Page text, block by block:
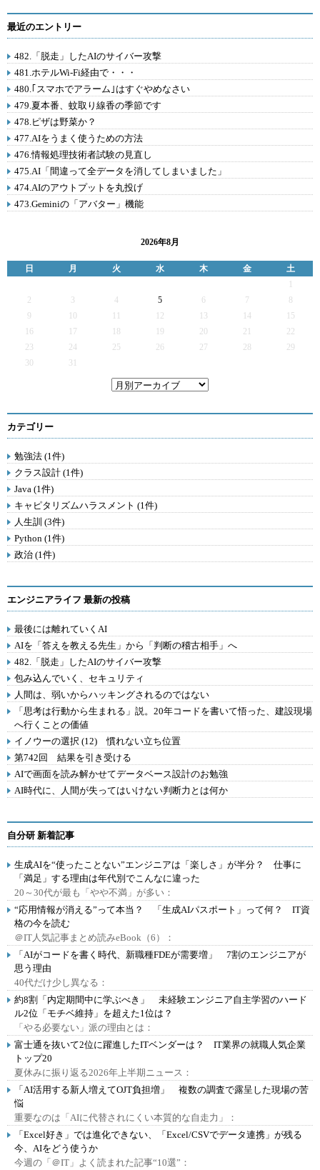
最近のエントリー
482.「脱走」したAIのサイバー攻撃
481.ホテルWi-Fi経由で・・・
480.｢スマホでアラーム｣はすぐやめなさい
479.夏本番、蚊取り線香の季節です
478.ピザは野菜か？
477.AIをうまく使うための方法
476.情報処理技術者試験の見直し
475.AI「間違って全データを消してしまいました」
474.AIのアウトプットを丸投げ
473.Geminiの「アバター」機能
2026年8月
日 月 火 水 木 金
土
2
3 4 5 6 7
9
12 13 14
15
16
17 19 20 21
22
23
24 25 26 27 28
29
30
31
カテゴリー
勉強法 (1件)
クラス設計 (1件)
Java (1件)
キャピタリズムハラスメント (1件)
人生訓 (3件)
Python (1件)
政治 (1件)
エンジニアライフ 最新の投稿
最後には離れていくAI
AIを「答えを教える先生」から「判断の稽古相手」へ
482.「脱走」したAIのサイバー攻撃
包み込んでいく、セキュリティ
人間は、弱いからハッキングされるのではない
「思考は行動から生まれる」説。20年コードを書いて悟った、建設現場
へ行くことの価値
イノウーの選択 (12) 慣れない立ち位置
第742回 結果を引き受ける
AIで画面を読み解かせてデータベース設計のお勉強
AI時代に、人間が失ってはいけない判断力とは何か
自分研 新着記事
生成AIを“使ったことない”エンジニアは「楽しさ」が半分？ 仕事に
「満足」する理由は年代別でこんなに違った
20～30代が最も「やや不満」が多い：
“応用情報が消える”って本当？ 「生成AIパスポート」って何？ IT資
格の今を読む
＠IT人気記事まとめ読みeBook（6）：
「AIがコードを書く時代、新職種FDEが需要増」 7割のエンジニアが
思う理由
40代だけ少し異なる：
約8割「内定期間中に学ぶべき」 未経験エンジニア自主学習のハード
ル2位「モチベ維持」を超えた1位は？
「やる必要ない」派の理由とは：
富士通を抜いて2位に躍進したITベンダーは？ IT業界の就職人気企業
トップ20
夏休みに振り返る2026年上半期ニュース：
「AI活用する新人増えてOJT負担増」 複数の調査で露呈した現場の苦
悩
重要なのは「AIに代替されにくい本質的な自走力」：
「Excel好き」では進化できない、「Excel/CSVでデータ連携」が残る
今、AIをどう使うか
今週の「＠IT」よく読まれた記事“10選”：